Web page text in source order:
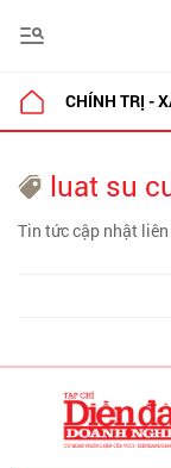
CHÍNH TRỊ -
luat su
Tin tức cập nhật